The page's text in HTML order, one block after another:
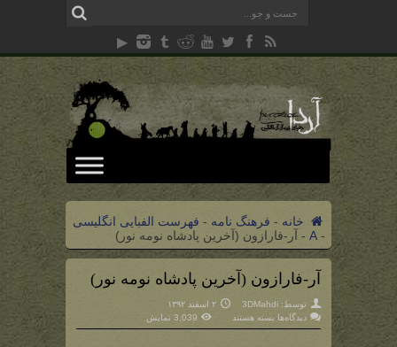
خانه - فرهنگ نامه - فهرست الفبایی انگلیسی
-
A
- آر-فارازون (آخرین پادشاه نومه نور)
آر-فارازون (آخرین پادشاه نومه نور)
توسط: 3DMahdi
۲ اسفند ۱۳۹۲
دیدگاه‌ها برای
بسته هستند 3,039 نمایش